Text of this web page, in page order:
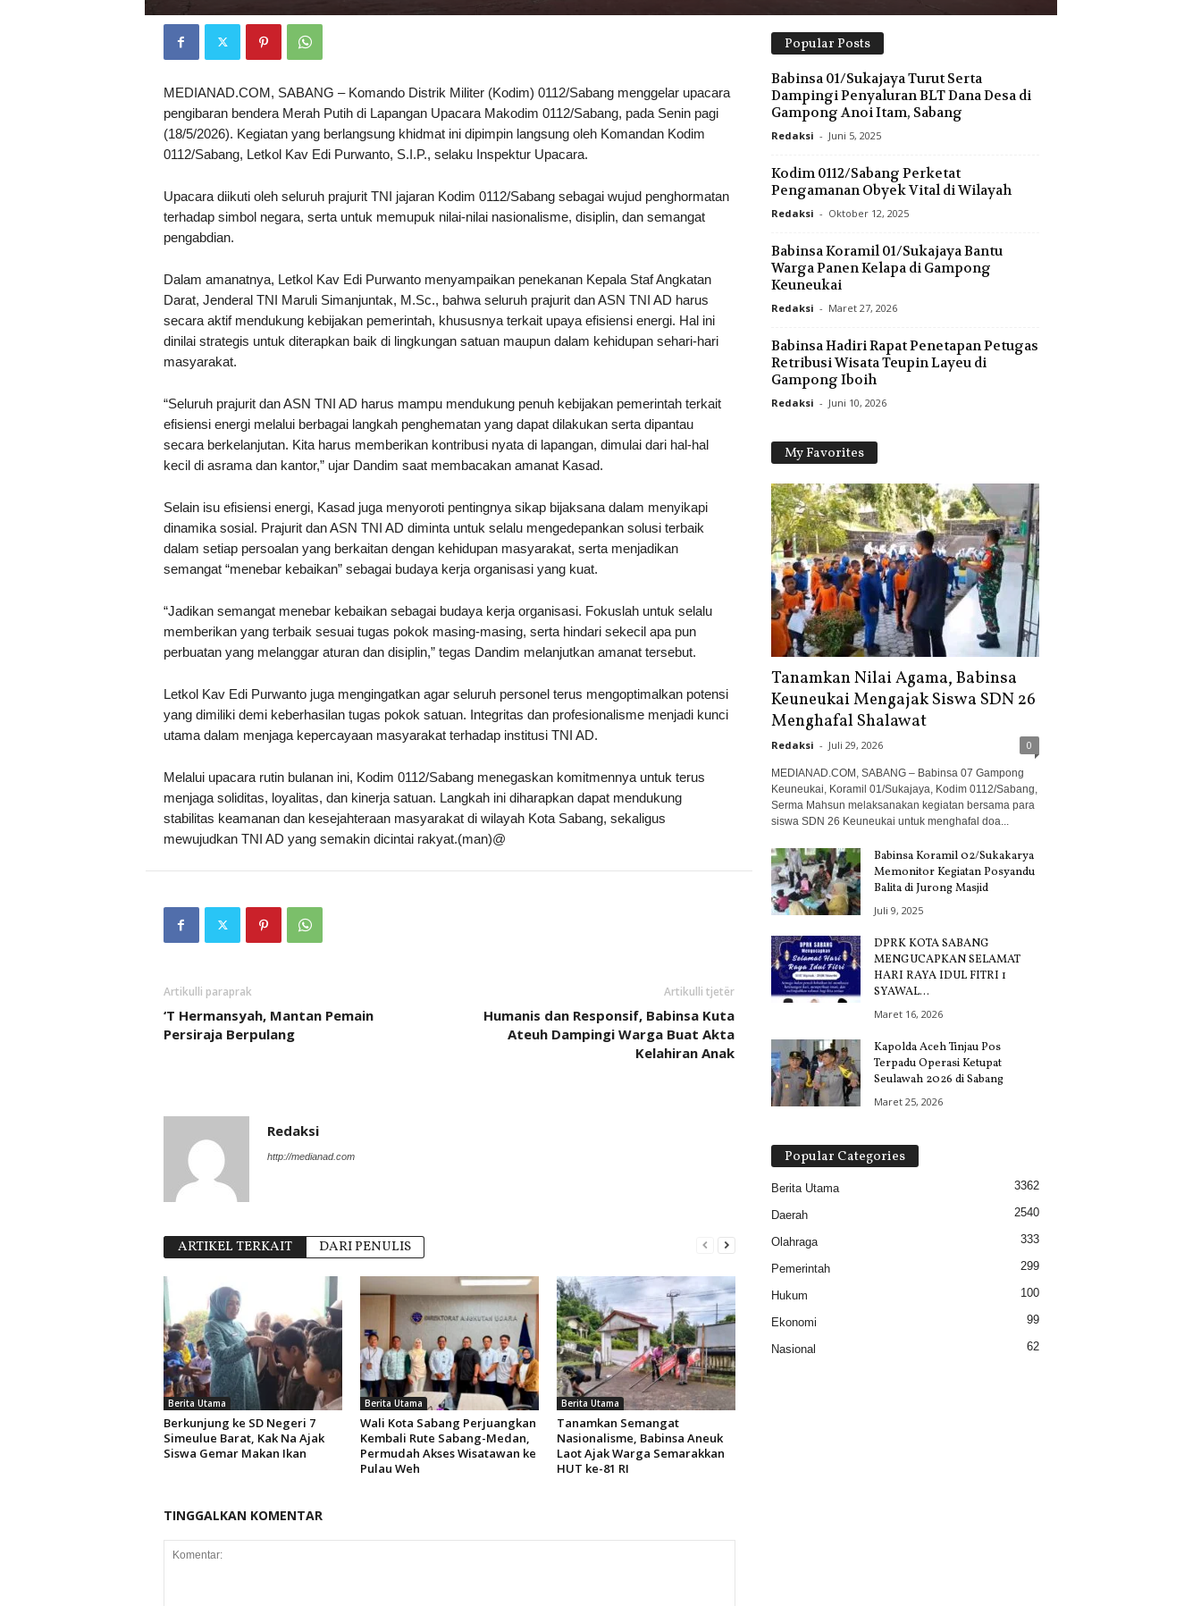
MEDIANAD.COM, SABANG – Komando Distrik Militer (Kodim) 0112/Sabang menggelar upacara
pengibaran bendera Merah Putih di Lapangan Upacara Makodim 0112/Sabang, pada Senin pagi
(18/5/2026). Kegiatan yang berlangsung khidmat ini dipimpin langsung oleh Komandan Kodim
0112/Sabang, Letkol Kav Edi Purwanto, S.I.P., selaku Inspektur Upacara.
Upacara diikuti oleh seluruh prajurit TNI jajaran Kodim 0112/Sabang sebagai wujud penghormatan
terhadap simbol negara, serta untuk memupuk nilai-nilai nasionalisme, disiplin, dan semangat
pengabdian.
Dalam amanatnya, Letkol Kav Edi Purwanto menyampaikan penekanan Kepala Staf Angkatan
Darat, Jenderal TNI Maruli Simanjuntak, M.Sc., bahwa seluruh prajurit dan ASN TNI AD harus
secara aktif mendukung kebijakan pemerintah, khususnya terkait upaya efisiensi energi. Hal ini
dinilai strategis untuk diterapkan baik di lingkungan satuan maupun dalam kehidupan sehari-hari
masyarakat.
“Seluruh prajurit dan ASN TNI AD harus mampu mendukung penuh kebijakan pemerintah terkait
efisiensi energi melalui berbagai langkah penghematan yang dapat dilakukan serta dipantau
secara berkelanjutan. Kita harus memberikan kontribusi nyata di lapangan, dimulai dari hal-hal
kecil di asrama dan kantor,” ujar Dandim saat membacakan amanat Kasad.
Selain isu efisiensi energi, Kasad juga menyoroti pentingnya sikap bijaksana dalam menyikapi
dinamika sosial. Prajurit dan ASN TNI AD diminta untuk selalu mengedepankan solusi terbaik
dalam setiap persoalan yang berkaitan dengan kehidupan masyarakat, serta menjadikan
semangat “menebar kebaikan” sebagai budaya kerja organisasi yang kuat.
“Jadikan semangat menebar kebaikan sebagai budaya kerja organisasi. Fokuslah untuk selalu
memberikan yang terbaik sesuai tugas pokok masing-masing, serta hindari sekecil apa pun
perbuatan yang melanggar aturan dan disiplin,” tegas Dandim melanjutkan amanat tersebut.
Letkol Kav Edi Purwanto juga mengingatkan agar seluruh personel terus mengoptimalkan potensi
yang dimiliki demi keberhasilan tugas pokok satuan. Integritas dan profesionalisme menjadi kunci
utama dalam menjaga kepercayaan masyarakat terhadap institusi TNI AD.
Melalui upacara rutin bulanan ini, Kodim 0112/Sabang menegaskan komitmennya untuk terus
menjaga soliditas, loyalitas, dan kinerja satuan. Langkah ini diharapkan dapat mendukung
stabilitas keamanan dan kesejahteraan masyarakat di wilayah Kota Sabang, sekaligus
mewujudkan TNI AD yang semakin dicintai rakyat.(man)@
Artikulli paraprak
‘T Hermansyah, Mantan Pemain
Persiraja Berpulang
Artikulli tjetër
Humanis dan Responsif, Babinsa Kuta
Ateuh Dampingi Warga Buat Akta
Kelahiran Anak
Redaksi
http://medianad.com
ARTIKEL TERKAIT DARI PENULIS
Berita Utama
Berkunjung ke SD Negeri 7
Simeulue Barat, Kak Na Ajak
Siswa Gemar Makan Ikan
Berita Utama
Wali Kota Sabang Perjuangkan
Kembali Rute Sabang-Medan,
Permudah Akses Wisatawan ke
Pulau Weh
Berita Utama
Tanamkan Semangat
Nasionalisme, Babinsa Aneuk
Laot Ajak Warga Semarakkan
HUT ke-81 RI
TINGGALKAN KOMENTAR
Popular Posts
Babinsa 01/Sukajaya Turut Serta
Dampingi Penyaluran BLT Dana Desa di
Gampong Anoi Itam, Sabang
Redaksi - Juni 5, 2025
Kodim 0112/Sabang Perketat
Pengamanan Obyek Vital di Wilayah
Redaksi - Oktober 12, 2025
Babinsa Koramil 01/Sukajaya Bantu
Warga Panen Kelapa di Gampong
Keuneukai
Redaksi - Maret 27, 2026
Babinsa Hadiri Rapat Penetapan Petugas
Retribusi Wisata Teupin Layeu di
Gampong Iboih
Redaksi - Juni 10, 2026
My Favorites
Tanamkan Nilai Agama, Babinsa
Keuneukai Mengajak Siswa SDN 26
Menghafal Shalawat
Redaksi - Juli 29, 2026 0
MEDIANAD.COM, SABANG – Babinsa 07 Gampong
Keuneukai, Koramil 01/Sukajaya, Kodim 0112/Sabang,
Serma Mahsun melaksanakan kegiatan bersama para
siswa SDN 26 Keuneukai untuk menghafal doa...
Babinsa Koramil 02/Sukakarya
Memonitor Kegiatan Posyandu
Balita di Jurong Masjid
Juli 9, 2025
DPRK KOTA SABANG
MENGUCAPKAN SELAMAT
HARI RAYA IDUL FITRI 1
SYAWAL...
Maret 16, 2026
Kapolda Aceh Tinjau Pos
Terpadu Operasi Ketupat
Seulawah 2026 di Sabang
Maret 25, 2026
Popular Categories
Berita Utama 3362
Daerah 2540
Olahraga 333
Pemerintah 299
Hukum 100
Ekonomi 99
Nasional 62